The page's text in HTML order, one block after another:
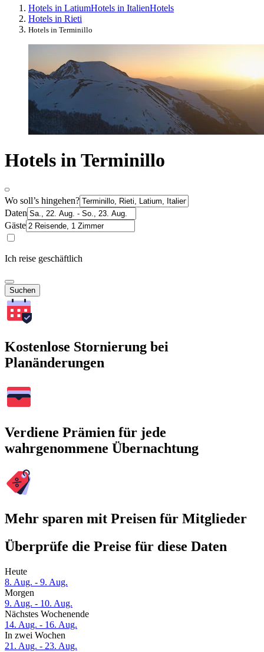
Hotels in LatiumHotels in ItalienHotels
Hotels in Rieti
Hotels in Terminillo
Hotels in Terminillo
Wo soll’s hingehen?
Daten
Gäste
Ich reise geschäftlich
Suchen
Kostenlose Stornierung bei
Planänderungen
Verdiene Prämien für jede
wahrgenommene Übernachtung
Mehr sparen mit Preisen für Mitglieder
Überprüfe die Preise für diese Daten
Heute
8. Aug. - 9. Aug.
Morgen
9. Aug. - 10. Aug.
Nächstes Wochenende
14. Aug. - 16. Aug.
In zwei Wochen
21. Aug. - 23. Aug.